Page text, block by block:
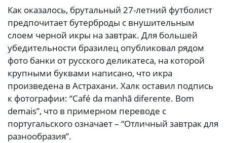
Как оказалось, брутальный 27-летний футболист
предпочитает бутерброды с внушительным
слоем черной икры на завтрак. Для большей
убедительности бразилец опубликовал рядом
фото банки от русского деликатеса, на которой
крупными буквами написано, что икра
произведена в Астрахани. Халк оставил подпись
к фотографии: “Café da manhã diferente. Bom
demais”, что в примерном переводе с
португальского означает – “Отличный завтрак для
разнообразия”.